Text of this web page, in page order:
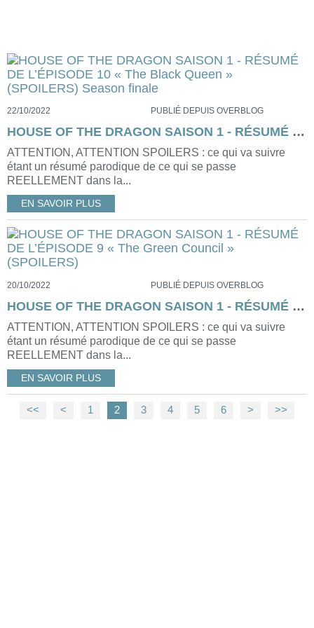
22/10/2022 PUBLIÉ DEPUIS OVERBLOG
HOUSE OF THE DRAGON SAISON 1 - RÉSUMÉ DE L’ÉPISODE 10 « The Black Queen » (SPOILERS) Season finale
ATTENTION, ATTENTION SPOILERS : ce qui va suivre
étant un résumé parodique de ce qui se passe
REELLEMENT dans la...
EN SAVOIR PLUS
20/10/2022 PUBLIÉ DEPUIS OVERBLOG
HOUSE OF THE DRAGON SAISON 1 - RÉSUMÉ DE L’ÉPISODE 9 « The Green Council » (SPOILERS)
ATTENTION, ATTENTION SPOILERS : ce qui va suivre
étant un résumé parodique de ce qui se passe
REELLEMENT dans la...
EN SAVOIR PLUS
<< < 1 2 3 4 5 6 > >>